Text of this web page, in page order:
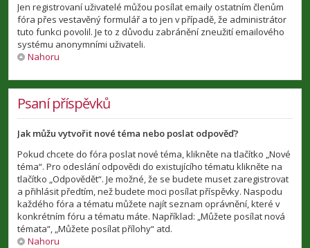
Jen registrovaní uživatelé můžou posílat emaily ostatním členům
fóra přes vestavěný formulář a to jen v případě, že administrátor
tuto funkci povolil. Je to z důvodu zabránění zneužití emailového
systému anonymními uživateli.
Nahoru
Psaní příspěvků
Jak můžu vytvořit nové téma nebo poslat odpověď?
Pokud chcete do fóra poslat nové téma, klikněte na tlačítko „Nové
téma“. Pro odeslání odpovědi do existujícího tématu klikněte na
tlačítko „Odpovědět“. Je možné, že se budete muset zaregistrovat
a přihlásit předtím, než budete moci posílat příspěvky. Naspodu
každého fóra a tématu můžete najít seznam oprávnění, které v
konkrétním fóru a tématu máte. Například: „Můžete posílat nová
témata“, „Můžete posílat přílohy“ atd.
Nahoru